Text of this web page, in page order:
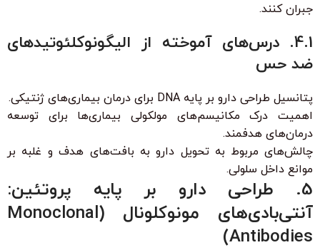
جبران کنند.
4.1. درس‌های آموخته از الیگونوکلئوتیدهای
ضد حس
پتانسیل طراحی دارو بر پایه DNA برای درمان بیماری‌های ژنتیکی.
اهمیت درک مکانیسم‌های مولکولی بیماری‌ها برای توسعه
درمان‌های هدفمند.
چالش‌های مربوط به تحویل دارو به بافت‌های هدف و غلبه بر
موانع داخل سلولی.
5. طراحی دارو بر پایه پروتئین:
آنتی‌بادی‌های مونوکلونال (Monoclonal
Antibodies)